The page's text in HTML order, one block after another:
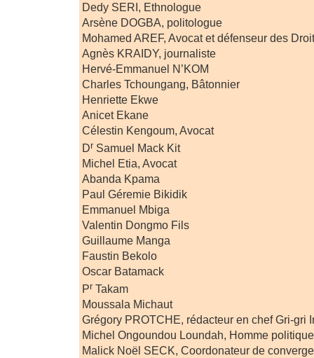
Dedy SERI, Ethnologue
Arsène DOGBA, politologue
Mohamed AREF, Avocat et défenseur des
Agnès KRAIDY, journaliste
Hervé-Emmanuel N’KOM
Charles Tchoungang, Bâtonnier
Henriette Ekwe
Anicet Ekane
Célestin Kengoum, Avocat
Dr Samuel Mack Kit
Michel Etia, Avocat
Abanda Kpama
Paul Géremie Bikidik
Emmanuel Mbiga
Valentin Dongmo Fils
Guillaume Manga
Faustin Bekolo
Oscar Batamack
Pr Takam
Moussala Michaut
Grégory PROTCHE, rédacteur en chef Gri-gri
Michel Ongoundou Loundah, Homme politique
Malick Noël SECK, Coordonateur de